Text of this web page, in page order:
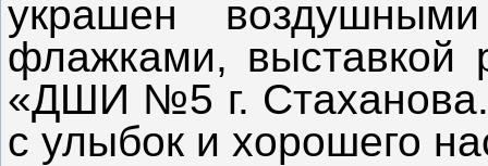
украшен
флажками,
«ДШИ №5 г.
с улыбок и хорошего